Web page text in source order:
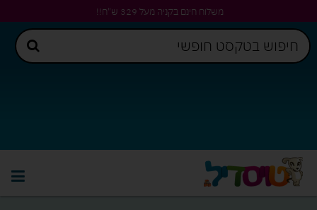
משלוח חינם בקניה מעל 329 ש"ח!!